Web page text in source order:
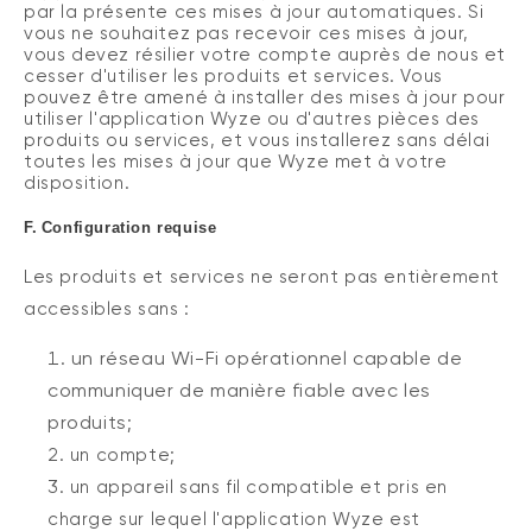
par la présente ces mises à jour automatiques. Si
vous ne souhaitez pas recevoir ces mises à jour,
vous devez résilier votre compte auprès de nous et
cesser d'utiliser les produits et services. Vous
pouvez être amené à installer des mises à jour pour
utiliser l'application Wyze ou d'autres pièces des
produits ou services, et vous installerez sans délai
toutes les mises à jour que Wyze met à votre
disposition.
F. Configuration requise
Les produits et services ne seront pas entièrement
accessibles sans :
un réseau Wi-Fi opérationnel capable de
communiquer de manière fiable avec les
produits;
un compte;
un appareil sans fil compatible et pris en
charge sur lequel l'application Wyze est